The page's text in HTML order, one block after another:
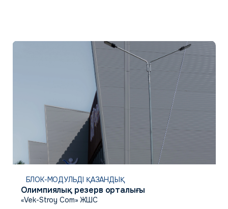
БЛОК-МОДУЛЬДІ ҚАЗАНДЫҚ
Олимпиялық резерв орталығы
«Vek-Stroy Com» ЖШС